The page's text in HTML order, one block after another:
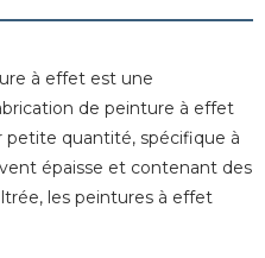
à effet est une
de peinture à effet
petite quantité, spécifique à
épaisse et contenant des
les peintures à effet